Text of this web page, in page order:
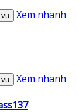
Xem nhanh
Xem nhanh